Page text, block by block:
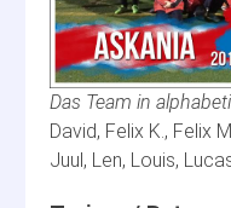
David, Felix K., Felix
Juul, Len, Louis,